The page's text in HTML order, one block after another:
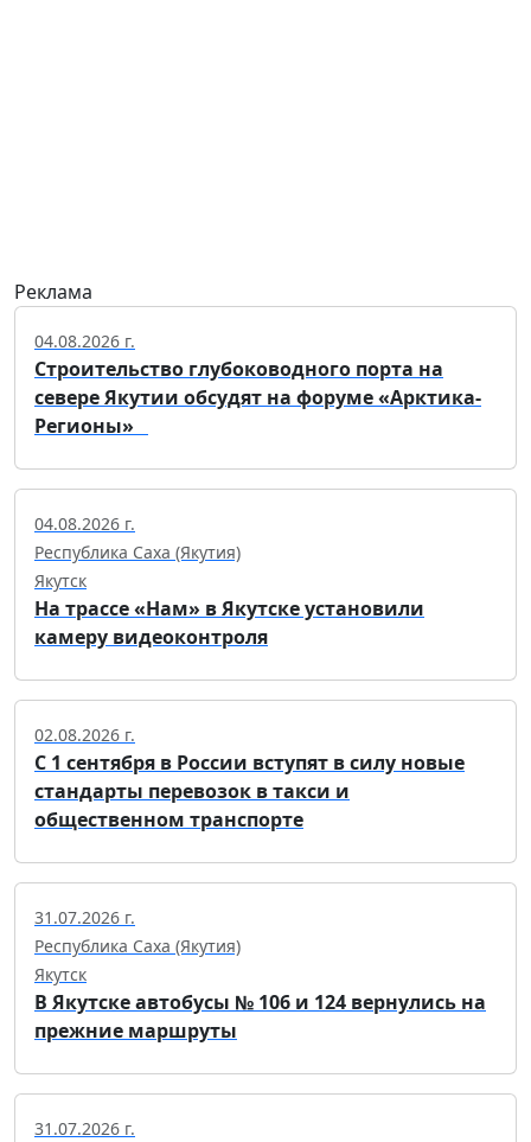
Реклама
04.08.2026 г.
Строительство глубоководного порта на
севере Якутии обсудят на форуме «Арктика-
Регионы»
04.08.2026 г.
Республика Саха (Якутия)
Якутск
На трассе «Нам» в Якутске установили
камеру видеоконтроля
02.08.2026 г.
С 1 сентября в России вступят в силу новые
стандарты перевозок в такси и
общественном транспорте
31.07.2026 г.
Республика Саха (Якутия)
Якутск
В Якутске автобусы № 106 и 124 вернулись на
прежние маршруты
31.07.2026 г.